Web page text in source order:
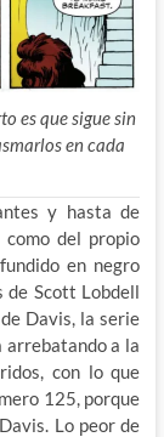
es que sigue sin
en cada
y hasta de
del propio
en negro
de Scott Lobdell
Davis, la serie
arrebatando a la
con lo que
125, porque
Lo peor de